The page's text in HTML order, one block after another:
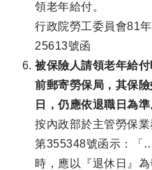
領老年給付。
行政院勞工委員會81
25613號函
被保險人請領老年給
前郵寄勞保局，其保
日，仍應依退職日為準
按內政部於主管勞保
第355348號函示：
時，應以『退休日』